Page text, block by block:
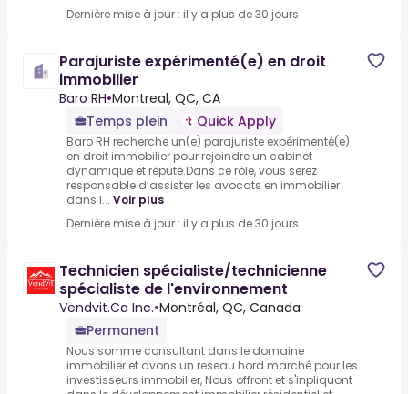
Dernière mise à jour : il y a plus de 30 jours
Parajuriste expérimenté(e) en droit
immobilier
Baro RH•Montreal, QC, CA
Temps plein
Quick Apply
Baro RH recherche un(e) parajuriste expérimenté(e)
en droit immobilier pour rejoindre un cabinet
dynamique et réputé.Dans ce rôle, vous serez
responsable d’assister les avocats en immobilier
dans l... Voir plus
Dernière mise à jour : il y a plus de 30 jours
Technicien spécialiste/technicienne
spécialiste de l'environnement
Vendvit.Ca Inc.•Montréal, QC, Canada
Permanent
Nous somme consultant dans le domaine
immobilier et avons un reseau hord marché pour les
investisseurs immobilier, Nous offront et s'inpliquont